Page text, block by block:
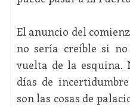
El anuncio del
no sería creíble si no
vuelta de la esquina.
días de
son las cosas de